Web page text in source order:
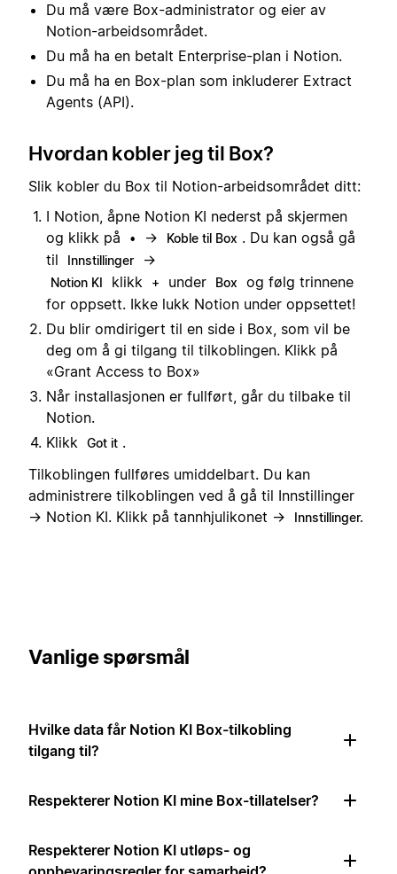
Du må være Box-administrator og eier av
Notion-arbeidsområdet.
Du må ha en betalt Enterprise-plan i Notion.
Du må ha en Box-plan som inkluderer Extract
Agents (API).
Hvordan kobler jeg til Box?
Slik kobler du Box til Notion-arbeidsområdet ditt:
I Notion, åpne Notion KI nederst på skjermen
og klikk på
• → Koble til Box . Du kan også gå
til
Innstillinger →
Notion KI klikk + under Box
og følg trinnene
for oppsett. Ikke lukk Notion under oppsettet!
Du blir omdirigert til en side i Box, som vil be
deg om å gi tilgang til tilkoblingen. Klikk på
«Grant Access to Box»
Når installasjonen er fullført, går du tilbake til
Notion.
Klikk Got it .
Tilkoblingen fullføres umiddelbart. Du kan
administrere tilkoblingen ved å gå til Innstillinger
→ Notion KI. Klikk på tannhjulikonet →
Innstillinger.
Vanlige spørsmål
Hvilke data får Notion KI Box-tilkobling
tilgang til?
Respekterer Notion KI mine Box-tillatelser?
Respekterer Notion KI utløps- og